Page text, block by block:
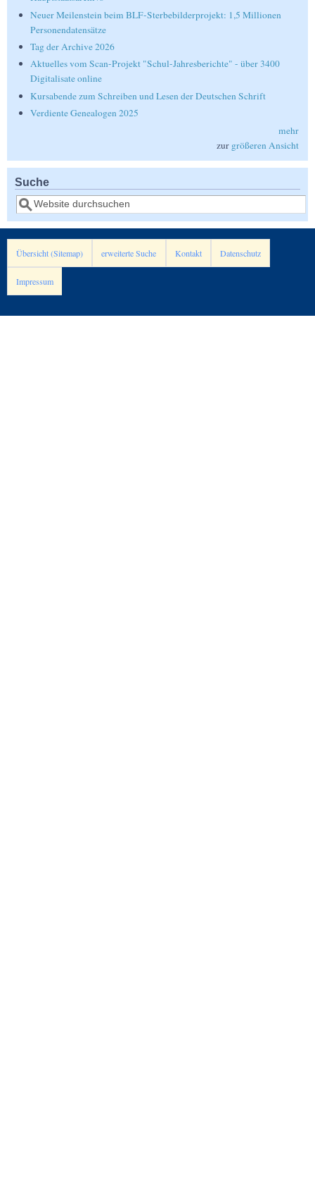
Neuer Meilenstein beim BLF-Sterbebilderprojekt: 1,5 Millionen
Personendatensätze
Tag der Archive 2026
Aktuelles vom Scan-Projekt "Schul-Jahresberichte" - über 3400
Digitalisate online
Kursabende zum Schreiben und Lesen der Deutschen Schrift
Verdiente Genealogen 2025
mehr
zur größeren Ansicht
Suche
Suche
Übersicht (Sitemap) erweiterte Suche Kontakt Datenschutz
Impressum